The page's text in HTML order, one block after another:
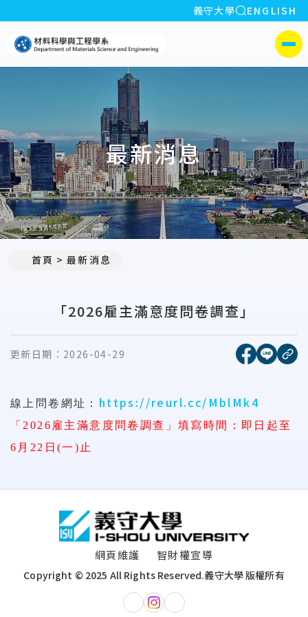
:::
義守大學 全站搜索
ENGLISH
義守大學材料科學與工程學
側選單
最新消息
首頁 最新消息
「2026雇主滿意度問卷調查」
更新日期： 2026-04-29 [另開新
[另開
複
線上問卷網址： https://reurl.cc/MblMk4
「 2026 雇主滿意度問卷調查」填寫時間：即日起至
6 月 22 日(一 ) 止
Copyright © 2025 All Rights Reserved.義守大學 版權所有
網頁維護 智財權宣導